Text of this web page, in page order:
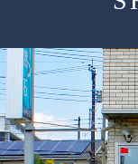
ただし、希少性の
スも限られてしま
場合がございます。
その場合は、あり
基
ルチル
色味
太さ
輝
入
水晶
色味
透明